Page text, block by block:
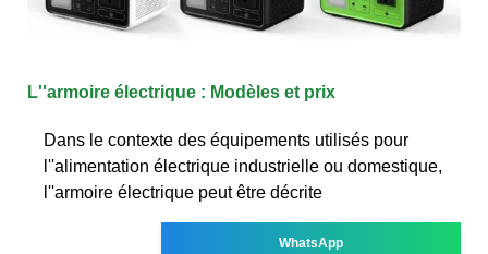
L''armoire électrique : Modèles et prix
Dans le contexte des équipements utilisés pour
l''alimentation électrique industrielle ou domestique,
l''armoire électrique peut être décrite
WhatsApp